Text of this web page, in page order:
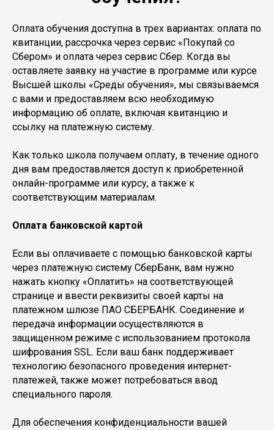
Оплата обучения доступна в трех вариантах: оплата по
квитанции, рассрочка через сервис «Покупай со
Сбером» и оплата через сервис Сбер. Когда вы
оставляете заявку на участие в программе или курсе
Высшей школы «Среды обучения», мы связываемся
с вами и предоставляем всю необходимую
информацию об оплате, включая квитанцию и
ссылку на платежную систему.
Как только школа получаем оплату, в течение одного
дня вам предоставляется доступ к приобретенной
онлайн-программе или курсу, а также к
соответствующим материалам.
Оплата банковской картой
Если вы оплачиваете с помощью банковской карты
через платежную систему СберБанк, вам нужно
нажать кнопку «Оплатить» на соответствующей
странице и ввести реквизиты своей карты на
платежном шлюзе ПАО СБЕРБАНК. Соединение и
передача информации осуществляются в
защищенном режиме с использованием протокола
шифрования SSL. Если ваш банк поддерживает
технологию безопасного проведения интернет-
платежей, также может потребоваться ввод
специального пароля.
Для обеспечения конфиденциальности вашей